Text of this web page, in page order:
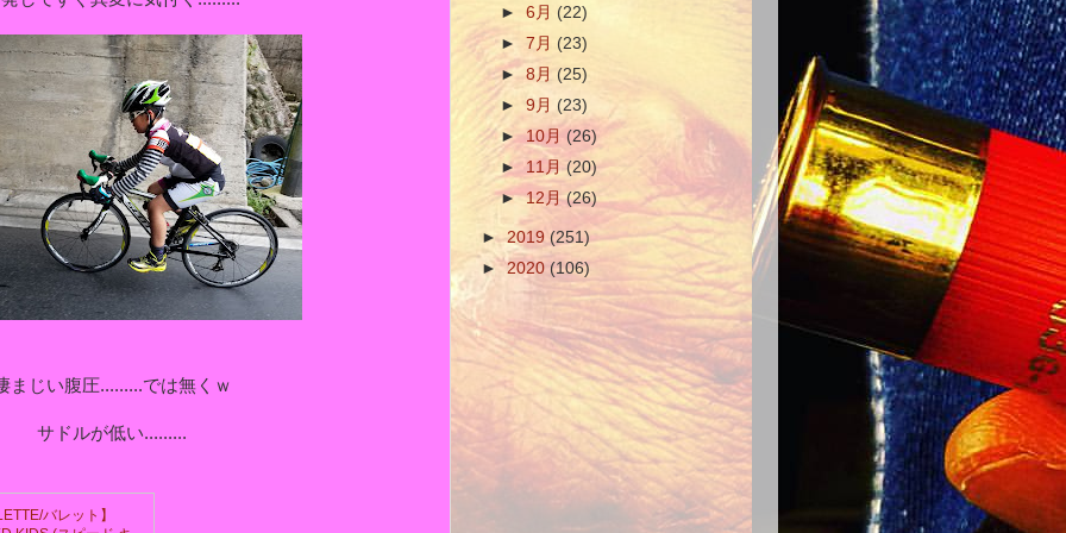
まじい腹圧.........では無くｗ
サドルが低い.........
バレット】
►6月(22)
►7月 (23)
►8月 (25)
►9月 (23)
►10月(26)
►11月(20)
►12月(26)
►2019 (251)
►2020 (106)